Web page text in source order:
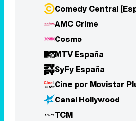
Comedy Central
AMC Crime
Cosmo
MTV España
SyFy España
Cine por Movistar
Canal Hollywood
TCM